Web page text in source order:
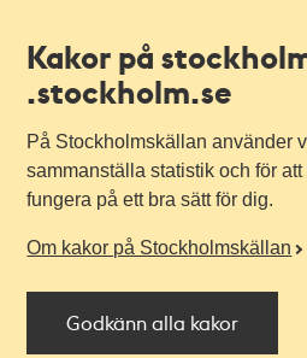
Kakor på
.stockholm.se
På Stockholmskällan använder
sammanställa statistik och för
fungera på ett bra sätt för dig.
Om kakor på Stockholmskällan
Godkänn alla kakor